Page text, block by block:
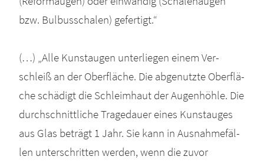
bzw. Bul­bus­scha­len) gefer­tigt.“
(…) „Alle Kunst­au­gen unter­lie­gen einem Ver­
schleiß an der Ober­flä­che. Die abge­nutz­te Ober­flä­
che schä­digt die Schleim­haut der Augen­höh­le. Die
durch­schnitt­li­che Tra­ge­dau­er eines Kunst­au­ges
aus Glas beträgt 1 Jahr. Sie kann in Aus­nah­me­fäl­
len unter­schrit­ten wer­den, wenn die zuvor